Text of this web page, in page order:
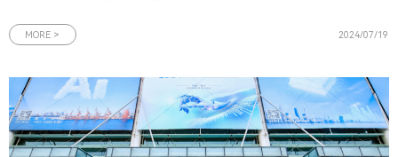
RDMA（Remote Direct Memory Access）技术与数据库领域的深度融合，不仅深
MORE > 2024/07/19